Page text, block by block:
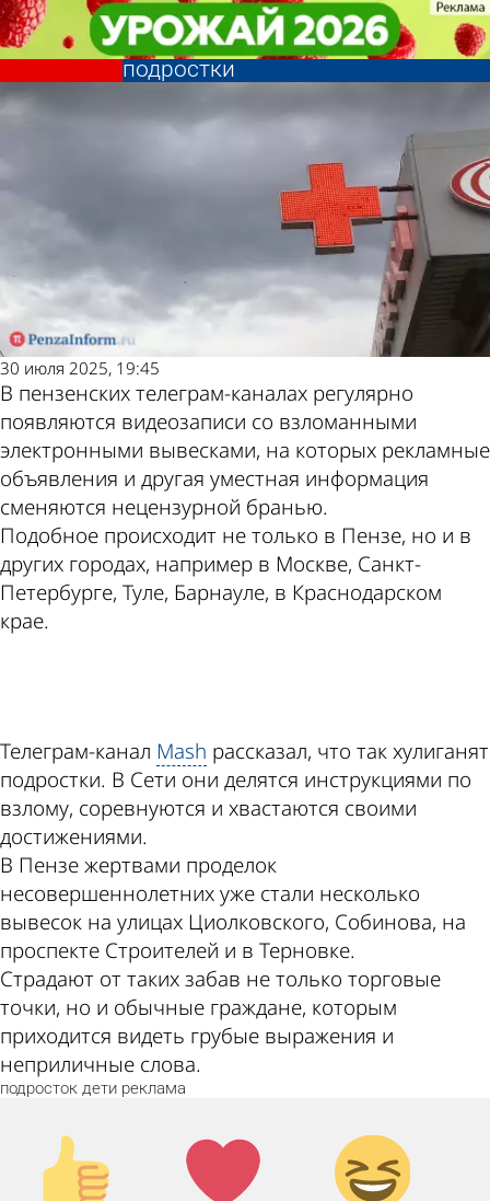
За взломом электронных
вывесок в Пензе могут стоять
подростки
Из жизни
30 июля 2025, 19:45
В пензенских телеграм-каналах регулярно
появляются видеозаписи со взломанными
электронными вывесками, на которых рекламные
объявления и другая уместная информация
сменяются нецензурной бранью.
Подобное происходит не только в Пензе, но и в
других городах, например в Москве, Санкт-
Петербурге, Туле, Барнауле, в Краснодарском
крае.
Телеграм-канал Mash рассказал, что так хулиганят
подростки. В Сети они делятся инструкциями по
взлому, соревнуются и хвастаются своими
достижениями.
В Пензе жертвами проделок
несовершеннолетних уже стали несколько
вывесок на улицах Циолковского, Собинова, на
проспекте Строителей и в Терновке.
Страдают от таких забав не только торговые
точки, но и обычные граждане, которым
приходится видеть грубые выражения и
неприличные слова.
подросток дети реклама
Палец
вверх!
Лайк!
Дикий
смех!
За взломом электронных
вывесок в Пензе могут стоять
подростки
Из жизни
Другие новости по
теме
Погода и курсы
валют в Пензе